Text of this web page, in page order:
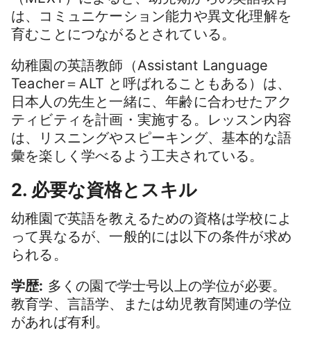
は、コミュニケーション能力や異文化理解を
育むことにつながるとされている。
幼稚園の英語教師（Assistant Language
Teacher＝ALT と呼ばれることもある）は、
日本人の先生と一緒に、年齢に合わせたアク
ティビティを計画・実施する。レッスン内容
は、リスニングやスピーキング、基本的な語
彙を楽しく学べるよう工夫されている。
2. 必要な資格とスキル
幼稚園で英語を教えるための資格は学校によ
って異なるが、一般的には以下の条件が求め
られる。
学歴: 多くの園で学士号以上の学位が必要。
教育学、言語学、または幼児教育関連の学位
があれば有利。